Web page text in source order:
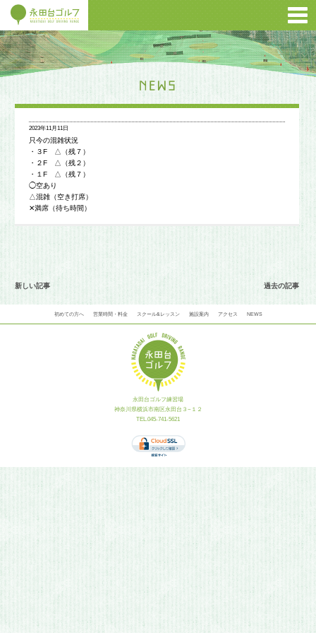
2023年11月11日
只今の混雑状況
・３F △（残７）
・２F △（残２）
・１F △（残７）
◯空あり
△混雑（空き打席）
✕満席（待ち時間）
新しい記事 過去の記事
初めての方へ 営業時間・料金 スクール&レッスン 施設案内 アクセス NEWS
永田台ゴルフ練習場
神奈川県横浜市南区永田台３−１２
TEL.045-741-5621